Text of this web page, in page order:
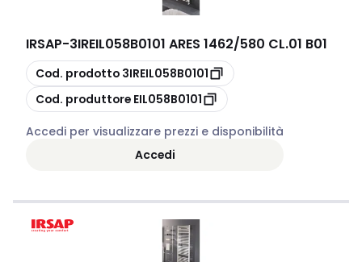
IRSAP-3IREIL058B0101 ARES 1462/580 CL.01 B01
copia
Cod. prodotto 3IREIL058B0101
copia
Cod. produttore EIL058B0101
Accedi per visualizzare prezzi e disponibilità
Accedi